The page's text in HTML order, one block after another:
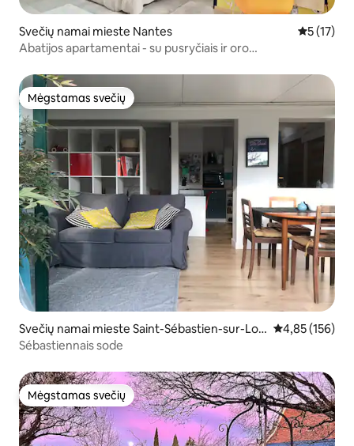
Svečių namai mieste Nantes Vidutinis
5 (17)
Abatijos apartamentai - su pusryčiais ir oro
Mėgstamas svečių
Mėgstamas svečių
Svečių namai mieste Saint-Sébastien-sur-Loir
e
Vidutinis
4,85 (156)
Sébastiennais sode
Mėgstamas svečių
Mėgstamas svečių